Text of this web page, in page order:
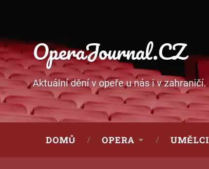
OperaJournal.CZ
Aktuální dění v opeře u nás i v zahraničí.
DOMŮ OPERA UMĚLCI